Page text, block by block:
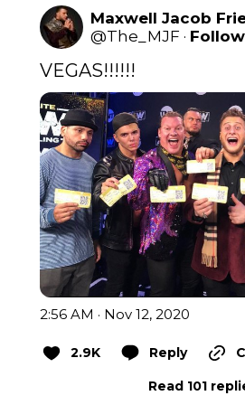
Maxwell Jacob
@The_MJF · Follow
VEGAS!!!!!!
2:56 AM · Nov 12, 2020
2.9K Reply
Read 101